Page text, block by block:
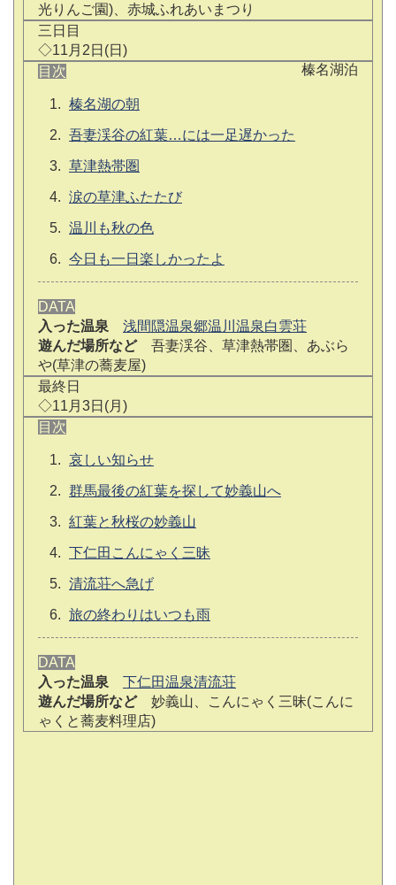
光りんご園)、赤城ふれあいまつり
三日目
◇11月2日(日)
榛名湖泊
目次
榛名湖の朝
吾妻渓谷の紅葉…には一足遅かった
草津熱帯圏
涙の草津ふたたび
温川も秋の色
今日も一日楽しかったよ
DATA
入った温泉
浅間隠温泉郷温川温泉白雲荘
遊んだ場所など吾妻渓谷、草津熱帯圏、あぶら
や(草津の蕎麦屋)
最終日
◇11月3日(月)
目次
哀しい知らせ
群馬最後の紅葉を探して妙義山へ
紅葉と秋桜の妙義山
下仁田こんにゃく三昧
清流荘へ急げ
旅の終わりはいつも雨
DATA
入った温泉
下仁田温泉清流荘
遊んだ場所など妙義山、こんにゃく三昧(こんに
ゃくと蕎麦料理店)